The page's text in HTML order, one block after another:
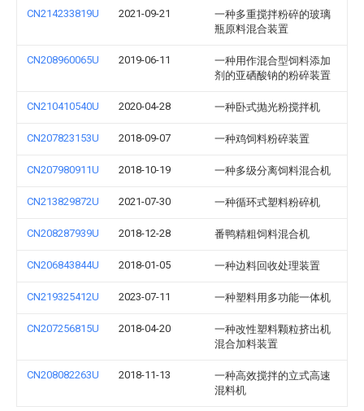
CN214233819U 2021-09-21
一种多重搅拌粉碎的玻璃
瓶原料混合装置
CN208960065U 2019-06-11
一种用作混合型饲料添加
剂的亚硒酸钠的粉碎装置
CN210410540U 2020-04-28 一种卧式抛光粉搅拌机
CN207823153U 2018-09-07 一种鸡饲料粉碎装置
CN207980911U 2018-10-19 一种多级分离饲料混合机
CN213829872U 2021-07-30 一种循环式塑料粉碎机
CN208287939U 2018-12-28 番鸭精粗饲料混合机
CN206843844U 2018-01-05 一种边料回收处理装置
CN219325412U 2023-07-11 一种塑料用多功能一体机
CN207256815U 2018-04-20
一种改性塑料颗粒挤出机
混合加料装置
CN208082263U 2018-11-13
一种高效搅拌的立式高速
混料机